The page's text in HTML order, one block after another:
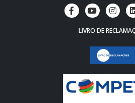
LIVRO DE